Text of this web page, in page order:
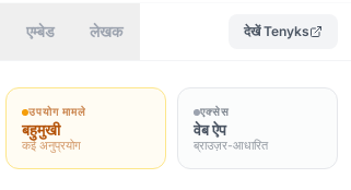
एम्बेड लेखक देखें Tenyks
उपयोग मामले
बहुमुखी
कई अनुप्रयोग
एक्सेस
वेब ऐप
ब्राउज़र-आधारित